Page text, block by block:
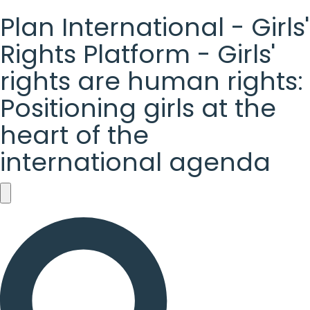
Plan International - Girls'
Rights Platform - Girls'
rights are human rights:
Positioning girls at the
heart of the
international agenda
Plan
International
-
Girls'